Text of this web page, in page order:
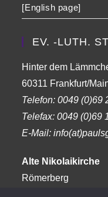
[English page]
EV. -LUTH.
Hinter dem
60311 Frankfurt/
Telefon:0049 (0)69
Telefax:0049 (0)69
E-Mail:
Alte Nikolaikirche
Römerberg